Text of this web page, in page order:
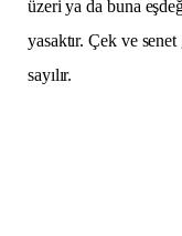
üzeri ya da buna
yasaktır. Çek ve
sayılır.